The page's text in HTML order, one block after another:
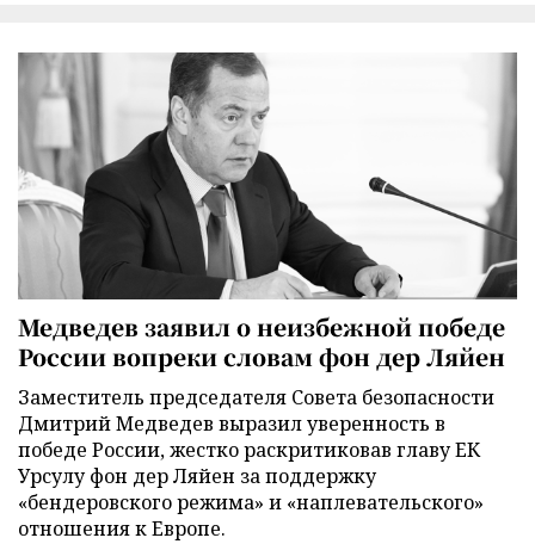
Медведев заявил о неизбежной победе
России вопреки словам фон дер Ляйен
Заместитель председателя Совета безопасности
Дмитрий Медведев выразил уверенность в
победе России, жестко раскритиковав главу ЕК
Урсулу фон дер Ляйен за поддержку
«бендеровского режима» и «наплевательского»
отношения к Европе.